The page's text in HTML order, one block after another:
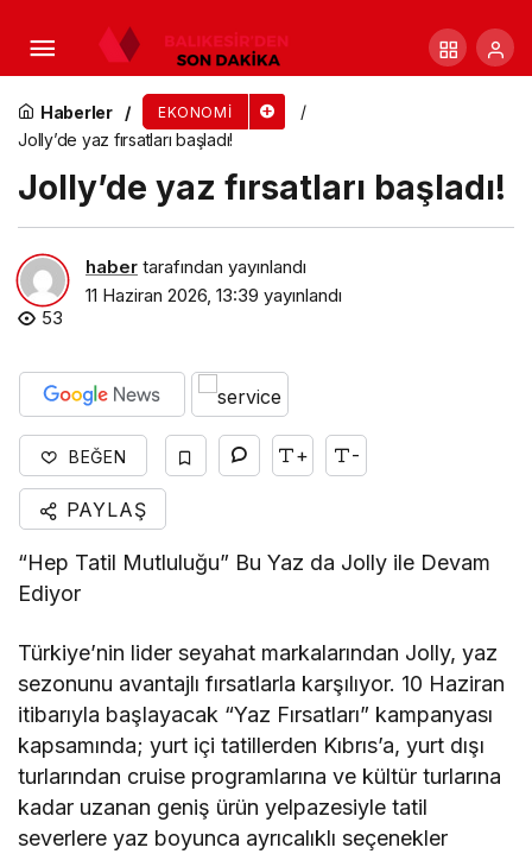
Haberler EKONOMI
Jolly’de yaz fırsatları başladı!
Jolly’de yaz fırsatları başladı!
haber tarafından yayınlandı
11 Haziran 2026, 13:39 yayınlandı
53
BEĞEN + -
PAYLAŞ
“Hep Tatil Mutluluğu” Bu Yaz da Jolly ile Devam
Ediyor
Türkiye’nin lider seyahat markalarından Jolly, yaz
sezonunu avantajlı fırsatlarla karşılıyor. 10 Haziran
itibarıyla başlayacak “Yaz Fırsatları” kampanyası
kapsamında; yurt içi tatillerden Kıbrıs’a, yurt dışı
turlarından cruise programlarına ve kültür turlarına
kadar uzanan geniş ürün yelpazesiyle tatil
severlere yaz boyunca ayrıcalıklı seçenekler
Mastercard Türkiye Danışmanlık ve Müşteri
Hizmetleri Ekibine Üst Düzey Atama